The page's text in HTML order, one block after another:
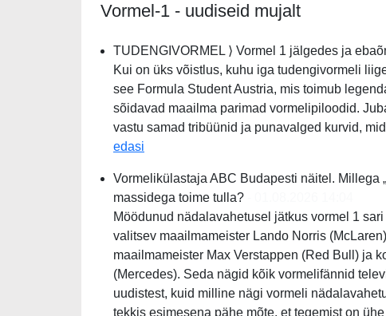
Vormel-1 - uudiseid mujalt
TUDENGIVORMEL ⟩ Vormel 1 jälgedes ja
Kui on üks võistlus, kuhu iga tudengivormeli
see Formula Student Austria, mis toimub
sõidavad maailma parimad vormelipiloodid.
vastu samad tribüünid ja punavalged kurvid,
edasi
Vormelikülastaja ABC Budapesti näitel. Millega
massidega toime tulla?
Möödunud nädalavahetusel jätkus vormel 1
valitsev maailmameister Lando Norris
maailmameister Max Verstappen (Red Bull) ja
(Mercedes). Seda nägid kõik vormelifännid
uudistest, kuid milline nägi vormeli
tekkis esimesena pähe mõte, et tegemist on